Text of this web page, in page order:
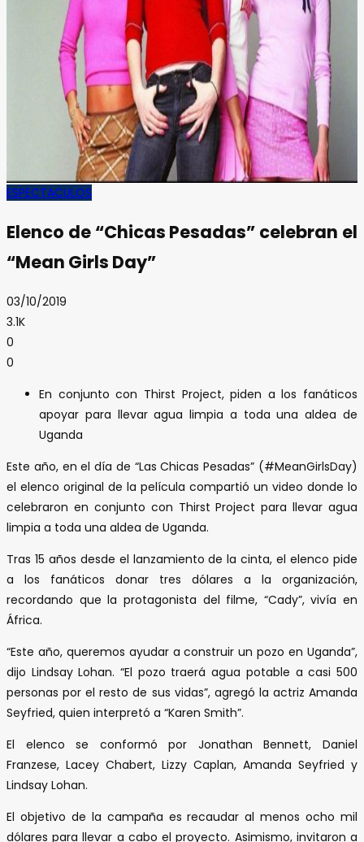
ESPECTACULOS
Elenco de “Chicas Pesadas” celebran el
“Mean Girls Day”
03/10/2019
3.1K
0
0
En conjunto con Thirst Project, piden a los fanáticos
apoyar para llevar agua limpia a toda una aldea de
Uganda
Este año, en el día de “Las Chicas Pesadas” (#MeanGirlsDay)
el elenco original de la película compartió un video donde lo
celebraron en conjunto con Thirst Project para llevar agua
limpia a toda una aldea de Uganda.
Tras 15 años desde el lanzamiento de la cinta, el elenco pide
a los fanáticos donar tres dólares a la organización,
recordando que la protagonista del filme, “Cady”, vivía en
África.
“Este año, queremos ayudar a construir un pozo en Uganda”,
dijo Lindsay Lohan. “El pozo traerá agua potable a casi 500
personas por el resto de sus vidas”, agregó la actriz Amanda
Seyfried, quien interpretó a “Karen Smith”.
El elenco se conformó por Jonathan Bennett, Daniel
Franzese, Lacey Chabert, Lizzy Caplan, Amanda Seyfried y
Lindsay Lohan.
El objetivo de la campaña es recaudar al menos ocho mil
dólares para llevar a cabo el proyecto. Asimismo, invitaron a